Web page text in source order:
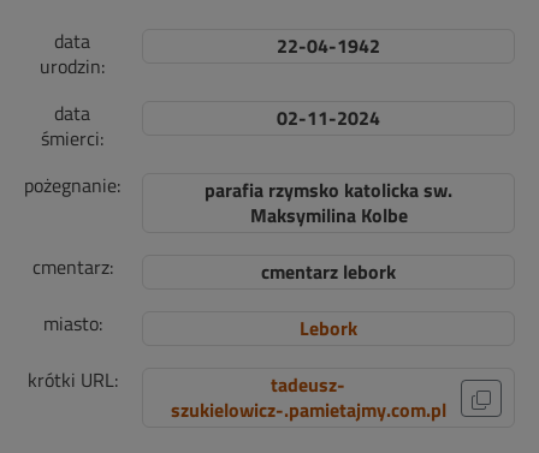
data
urodzin:
22-04-1942
data
śmierci:
02-11-2024
pożegnanie:
parafia rzymsko katolicka sw.
Maksymilina Kolbe
cmentarz:
cmentarz lebork
miasto:
Lebork
krótki URL:
tadeusz-
szukielowicz-.pamietajmy.com.pl